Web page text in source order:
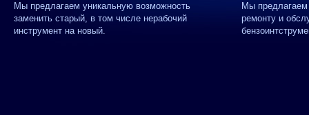
Мы предлагаем уникальную возможность
заменить старый, в том числе нерабочий
инструмент на новый.
Мы
ремонту и